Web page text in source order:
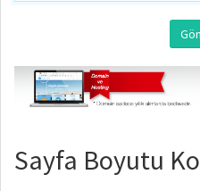
Sayfa Boyutu